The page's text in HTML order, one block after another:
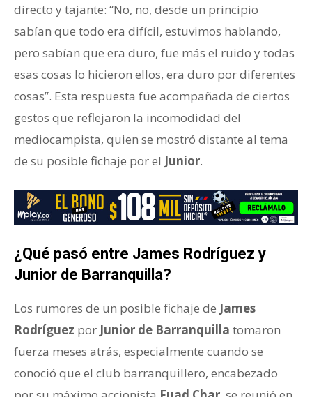
directo y tajante: “No, no, desde un principio
sabían que todo era difícil, estuvimos hablando,
pero sabían que era duro, fue más el ruido y todas
esas cosas lo hicieron ellos, era duro por diferentes
cosas”. Esta respuesta fue acompañada de ciertos
gestos que reflejaron la incomodidad del
mediocampista, quien se mostró distante al tema
de su posible fichaje por el Junior.
¿Qué pasó entre James Rodríguez y
Junior de Barranquilla?
Los rumores de un posible fichaje de James
Rodríguez por Junior de Barranquilla tomaron
fuerza meses atrás, especialmente cuando se
conoció que el club barranquillero, encabezado